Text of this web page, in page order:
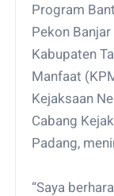
Program
Pekon
Kabupaten
Manfaat
Kejaksaan
Cabang
Padang,
“Saya